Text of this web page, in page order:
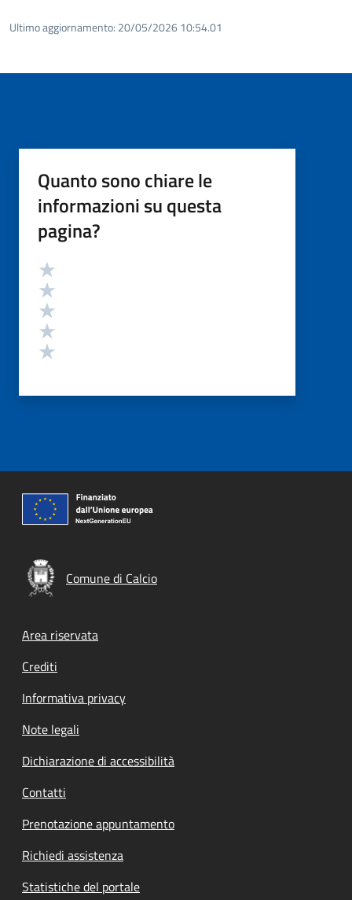
Ultimo aggiornamento: 20/05/2026 10:54.01
Quanto sono chiare le
informazioni su questa
pagina?
Valutazione
Comune di Calcio
Footer menu
Area riservata
Crediti
Informativa privacy
Note legali
Dichiarazione di accessibilità
Contatti
Prenotazione appuntamento
Richiedi assistenza
Statistiche del portale